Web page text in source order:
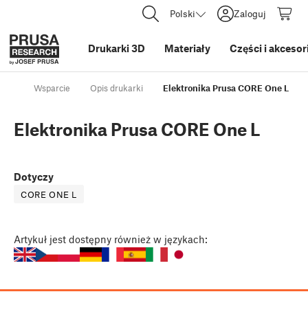
Polski Zaloguj
Drukarki 3D Materiały Części i
Wsparcie Opis drukarki Elektronika Prusa CORE One L
Elektronika Prusa CORE One L
Dotyczy
CORE ONE L
Artykuł jest dostępny również w językach: